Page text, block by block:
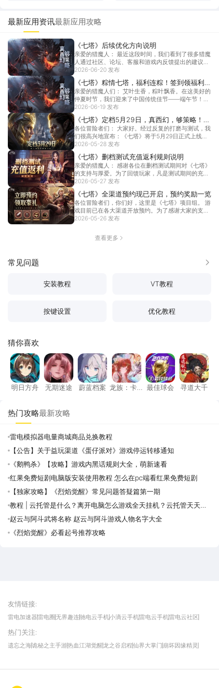
最新应用资讯最新应用攻略
《七塔》后续优化方向说明
亲爱的猎魔人： 最近这段时间，我们看到了很多猎魔
人通过社区、论坛、客服和游戏内反馈提出的建议，
也一直... [详情]
2026-06-20 发布
《七塔》粽情七塔，福利连粽！签到领福利，
祝各位端午安康！
亲爱的猎魔人们： 艾叶生香，粽叶飘香。在这美好的
仲夏时节，我们迎来了中国传统佳节——端午节！祝
大家端... [详情]
2026-06-19 发布
《七塔》定档5月29日，真西幻，够策略！给
卡牌玩家换换口味！
各位冒险者们： 大家好。经过反复的打磨与测试，我
们很高兴地宣布：《七塔》将于5月29日正式上线。
作... [详情]
2026-05-28 发布
《七塔》删档测试充值返利规则说明
亲爱的猎魔人： 感谢各位在删档测试期间对《七塔》
的支持与厚爱。为了回馈玩家，凡是测试期间的充
值，公测... [详情]
2026-05-27 发布
《七塔》全渠道预约现已开启，预约奖励一览
各位冒险者们，你们好，这里是《七塔》项目组。 游
戏目前已在各大渠道开放预约。为了感谢大家的支
持，我们... [详情]
2026-05-26 发布
查看更多
常见问题 更多
安装教程 VT教程
按键设置 优化教程
猜你喜欢
明日方舟
明日方舟
无期迷途
无期迷途
蔚蓝档案
蔚蓝档案
龙族：卡塞尔之门
龙族：卡
最佳球会
最佳球会
寻道大
寻道大千
热门攻略最新攻略
雷电模拟器电量商城商品兑换教程
【公告】关于益玩渠道《蛋仔派对》游戏停运转移通知
《鹅鸭杀》【攻略】游戏内黑话规则大全，萌新速看
红果免费短剧电脑版安装使用教程 怎么在pc端看红果免费短剧
【独家攻略】《烈焰觉醒》常见问题答疑篇第一期
教程 | 云托管是什么？离开电脑怎么游戏全天挂机？云托管天天免
费领取攻略
赵云与阿斗武将名称 赵云与阿斗游戏人物名字大全
《烈焰觉醒》必看起号推荐攻略
友情链接:
雷电加速器雷电圈无界趣连驰电云手机小滴云手机雷电云手机雷电云社区
我爱vr网华军软件园
热门关注:
遗忘之海诡秘之主手游热血江湖觉醒龙之谷启程仙界大掌门 崩坏因缘精灵